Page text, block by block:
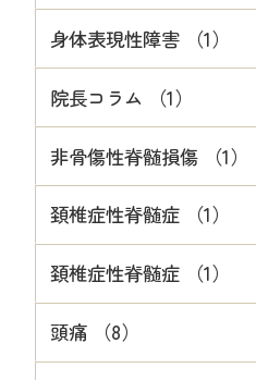
身体表現性障害 （1）
院長コラム （1）
非骨傷性脊髄損傷 （1）
頚椎症性脊髄症 （1）
頚椎症性脊髄症 （1）
頭痛 （8）